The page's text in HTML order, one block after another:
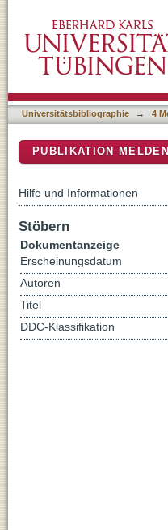
starting
Universitätsbibliographie → 4
PUBLIKATION MELDEN
Hilfe und Informationen
Stöbern
Dokumentanzeige
Erscheinungsdatum
Autoren
Titel
DDC-Klassifikation